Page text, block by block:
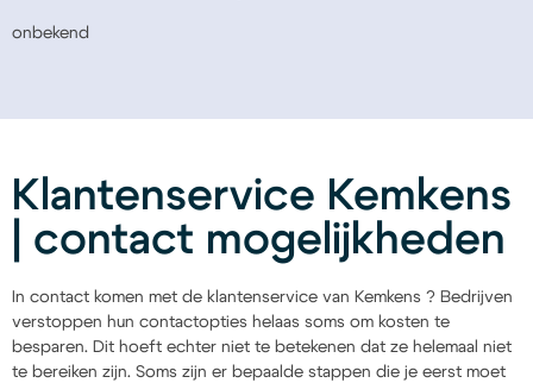
onbekend
Klantenservice Kemkens
| contact mogelijkheden
In contact komen met de klantenservice van Kemkens ? Bedrijven
verstoppen hun contactopties helaas soms om kosten te
besparen. Dit hoeft echter niet te betekenen dat ze helemaal niet
te bereiken zijn. Soms zijn er bepaalde stappen die je eerst moet